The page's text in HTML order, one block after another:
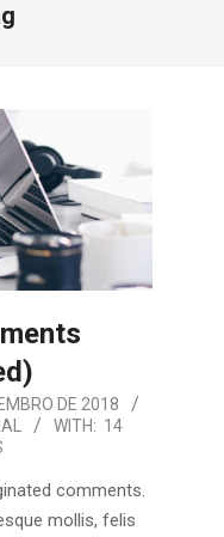
DE 2018
WITH: 14
comments.
mollis, felis